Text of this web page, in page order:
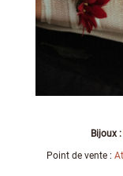
Bijoux :
Point de vente :